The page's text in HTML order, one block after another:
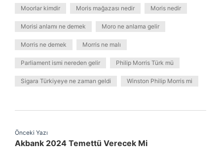
Moorlar kimdir Moris mağazası nedir Moris nedir
Morisi anlamı ne demek Moro ne anlama gelir
Morris ne demek Morris ne malı
Parliament ismi nereden gelir Philip Morris Türk mü
Sigara Türkiyeye ne zaman geldi Winston Philip Morris mi
Önceki Yazı
Akbank 2024 Temettü Verecek Mi